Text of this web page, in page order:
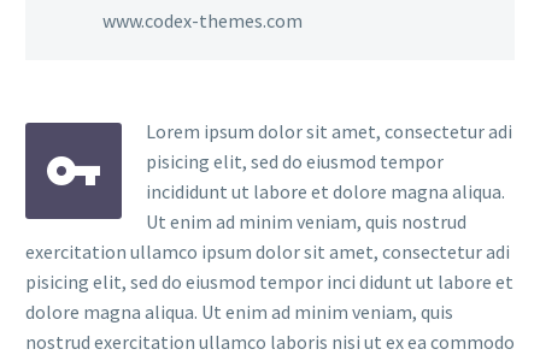
www.codex-themes.com
Lorem ipsum dolor sit amet, consectetur adi
pisicing elit, sed do eiusmod tempor
incididunt ut labore et dolore magna aliqua.
Ut enim ad minim veniam, quis nostrud
exercitation ullamco ipsum dolor sit amet, consectetur adi
pisicing elit, sed do eiusmod tempor inci didunt ut labore et
dolore magna aliqua. Ut enim ad minim veniam, quis
nostrud exercitation ullamco laboris nisi ut ex ea commodo